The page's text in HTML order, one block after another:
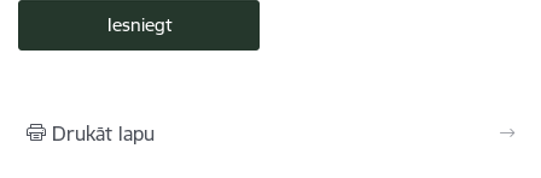
Drukāt lapu